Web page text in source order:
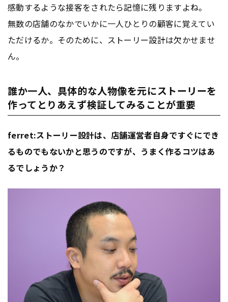
感動するような接客をされたら記憶に残りますよね。
無数の店舗のなかでいかに一人ひとりの顧客に覚えてい
ただけるか。そのために、ストーリー設計は欠かせませ
ん。
誰か一人、具体的な人物像を元にストーリーを
作ってとりあえず検証してみることが重要
ferret:ストーリー設計は、店舗運営者自身ですぐにでき
るものでもないかと思うのですが、うまく作るコツはあ
るでしょうか？